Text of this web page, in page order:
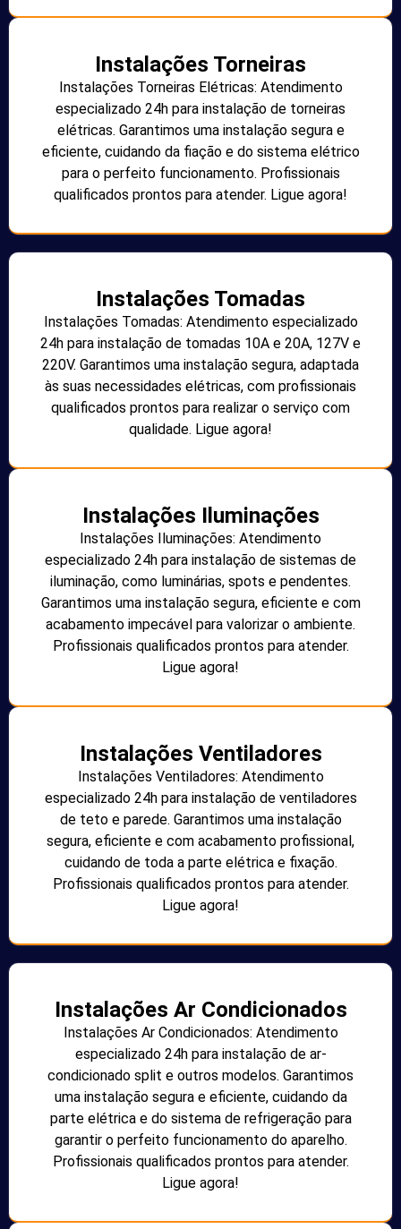
Instalações Torneiras
Instalações Torneiras Elétricas: Atendimento
especializado 24h para instalação de torneiras
elétricas. Garantimos uma instalação segura e
eficiente, cuidando da fiação e do sistema elétrico
para o perfeito funcionamento. Profissionais
qualificados prontos para atender. Ligue agora!
Instalações Tomadas
Instalações Tomadas: Atendimento especializado
24h para instalação de tomadas 10A e 20A, 127V e
220V. Garantimos uma instalação segura, adaptada
às suas necessidades elétricas, com profissionais
qualificados prontos para realizar o serviço com
qualidade. Ligue agora!
Instalações Iluminações
Instalações Iluminações: Atendimento
especializado 24h para instalação de sistemas de
iluminação, como luminárias, spots e pendentes.
Garantimos uma instalação segura, eficiente e com
acabamento impecável para valorizar o ambiente.
Profissionais qualificados prontos para atender.
Ligue agora!
Instalações Ventiladores
Instalações Ventiladores: Atendimento
especializado 24h para instalação de ventiladores
de teto e parede. Garantimos uma instalação
segura, eficiente e com acabamento profissional,
cuidando de toda a parte elétrica e fixação.
Profissionais qualificados prontos para atender.
Ligue agora!
Instalações Ar Condicionados
Instalações Ar Condicionados: Atendimento
especializado 24h para instalação de ar-
condicionado split e outros modelos. Garantimos
uma instalação segura e eficiente, cuidando da
parte elétrica e do sistema de refrigeração para
garantir o perfeito funcionamento do aparelho.
Profissionais qualificados prontos para atender.
Ligue agora!